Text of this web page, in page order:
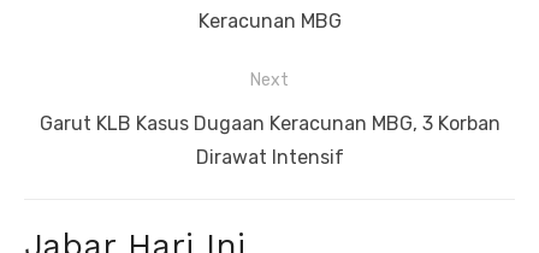
Keracunan MBG
Next
Next
Garut KLB Kasus Dugaan Keracunan MBG, 3 Korban
Dirawat Intensif
Jabar Hari Ini